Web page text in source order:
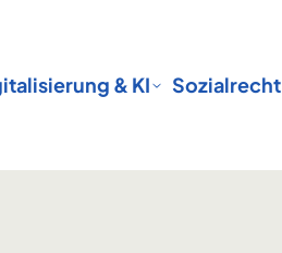
& KI Sozialrecht